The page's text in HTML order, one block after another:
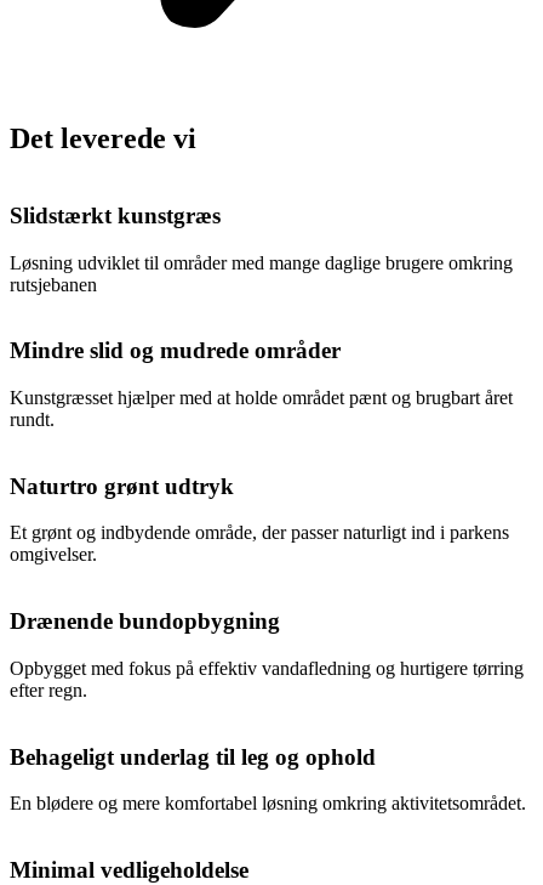
Det leverede vi
Slidstærkt kunstgræs
Løsning udviklet til områder med mange daglige brugere omkring
rutsjebanen
Mindre slid og mudrede områder
Kunstgræsset hjælper med at holde området pænt og brugbart året
rundt.
Naturtro grønt udtryk
Et grønt og indbydende område, der passer naturligt ind i parkens
omgivelser.
Drænende bundopbygning
Opbygget med fokus på effektiv vandafledning og hurtigere tørring
efter regn.
Behageligt underlag til leg og ophold
En blødere og mere komfortabel løsning omkring aktivitetsområdet.
Minimal vedligeholdelse